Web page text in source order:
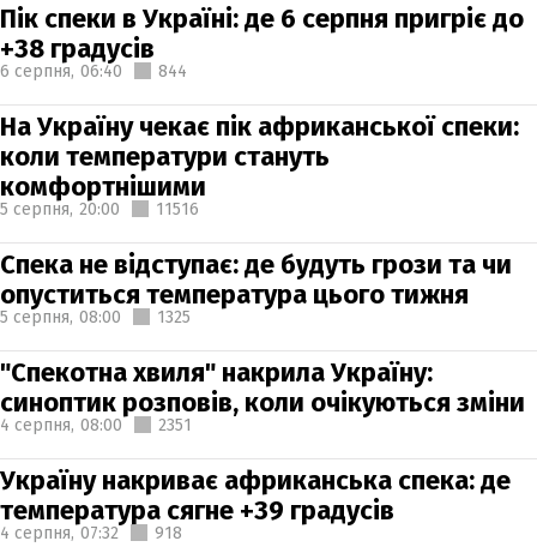
Пік спеки в Україні: де 6 серпня пригріє до
+38 градусів
6 серпня, 06:40 844
На Україну чекає пік африканської спеки:
коли температури стануть
комфортнішими
5 серпня, 20:00 11516
Спека не відступає: де будуть грози та чи
опуститься температура цього тижня
5 серпня, 08:00 1325
"Спекотна хвиля" накрила Україну:
синоптик розповів, коли очікуються зміни
4 серпня, 08:00 2351
Україну накриває африканська спека: де
температура сягне +39 градусів
4 серпня, 07:32 918